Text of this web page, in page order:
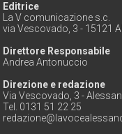
Editrice
La V comunicazione s.c.
via Vescovado, 3 - 15121
Direttore Responsabile
Andrea Antonuccio
Direzione e redazione
Via Vescovado, 3 -
Tel. 0131 51 22 25